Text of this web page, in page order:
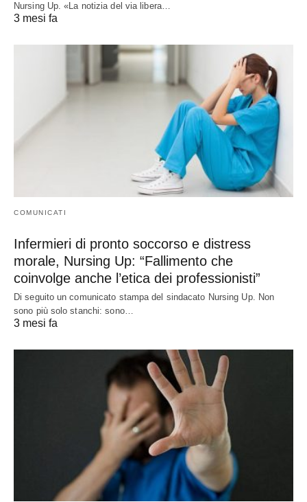
Nursing Up. «La notizia del via libera…
3 mesi fa
COMUNICATI
Infermieri di pronto soccorso e distress
morale, Nursing Up: “Fallimento che
coinvolge anche l’etica dei professionisti”
Di seguito un comunicato stampa del sindacato Nursing Up. Non
sono più solo stanchi: sono…
3 mesi fa